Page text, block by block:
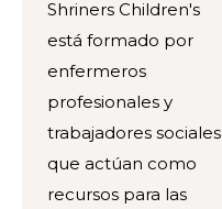
Shriners Children's
está formado por
enfermeros
profesionales y
trabajadores sociales
que actúan como
recursos para las